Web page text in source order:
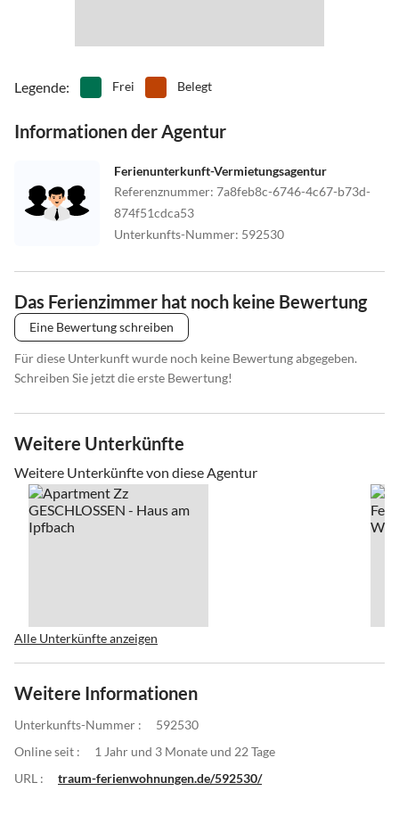
Legende: Frei Belegt
Informationen der Agentur
Ferienunterkunft-Vermietungsagentur
Referenznummer: 7a8feb8c-6746-4c67-b73d-
874f51cdca53
Unterkunfts-Nummer: 592530
Das Ferienzimmer hat noch keine Bewertung
Eine Bewertung schreiben
Für diese Unterkunft wurde noch keine Bewertung abgegeben.
Schreiben Sie jetzt die erste Bewertung!
Weitere Unterkünfte
Weitere Unterkünfte von diese Agentur
Alle Unterkünfte anzeigen
Weitere Informationen
Unterkunfts-Nummer :
592530
Online seit :
1 Jahr und 3 Monate und 22 Tage
URL :
traum-ferienwohnungen.de/592530/